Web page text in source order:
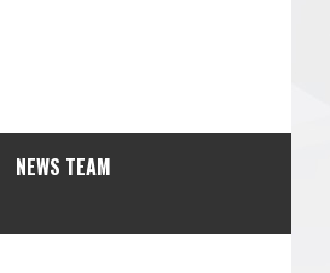
NEWS TEAM